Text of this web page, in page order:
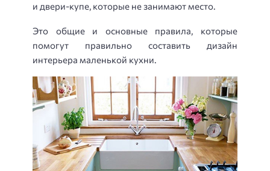
и двери-купе, которые не занимают место.
Это общие и основные правила, которые
помогут правильно составить дизайн
интерьера маленькой кухни.